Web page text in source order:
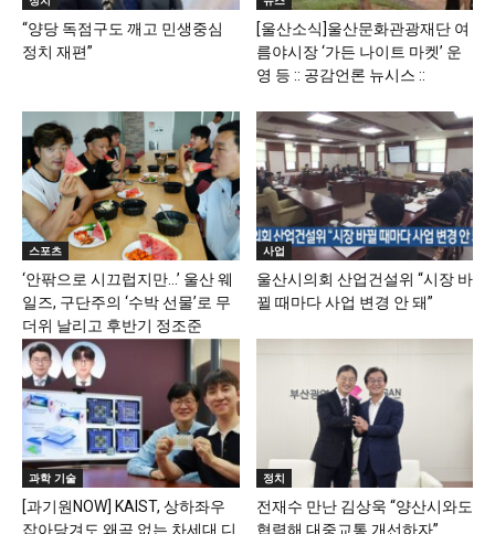
“양당 독점구도 깨고 민생중심
정치 재편”
[울산소식]울산문화관광재단 여
름야시장 ‘가든 나이트 마켓’ 운
영 등 :: 공감언론 뉴시스 ::
스포츠
‘안팎으로 시끄럽지만…’ 울산 웨
일즈, 구단주의 ‘수박 선물’로 무
더위 날리고 후반기 정조준
사업
울산시의회 산업건설위 “시장 바
뀔 때마다 사업 변경 안 돼”
과학 기술
[과기원NOW] KAIST, 상하좌우
잡아당겨도 왜곡 없는 차세대 디
정치
전재수 만난 김상욱 “양산시와도
협력해 대중교통 개선하자”